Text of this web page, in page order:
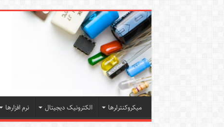
میکروکنترلرها الکترونیک دیجیتال نرم افزارها